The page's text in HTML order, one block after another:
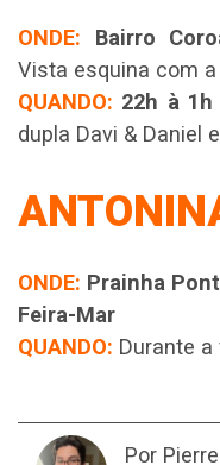
ONDE: Bairro
Vista esquina com a
QUANDO: 22h à 1h
dupla Davi & Daniel
ONDE: Prainha
Feira-Mar
QUANDO: Durante a
Por